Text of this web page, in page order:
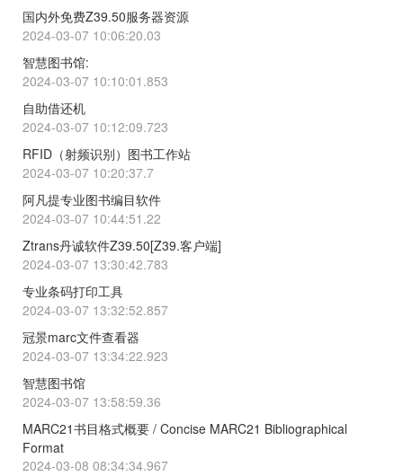
国内外免费Z39.50服务器资源
2024-03-07 10:06:20.03
智慧图书馆:
2024-03-07 10:10:01.853
自助借还机
2024-03-07 10:12:09.723
RFID（射频识别）图书工作站
2024-03-07 10:20:37.7
阿凡提专业图书编目软件
2024-03-07 10:44:51.22
Ztrans丹诚软件Z39.50[Z39.客户端]
2024-03-07 13:30:42.783
专业条码打印工具
2024-03-07 13:32:52.857
冠景marc文件查看器
2024-03-07 13:34:22.923
智慧图书馆
2024-03-07 13:58:59.36
MARC21书目格式概要 / Concise MARC21 Bibliographical
Format
2024-03-08 08:34:34.967